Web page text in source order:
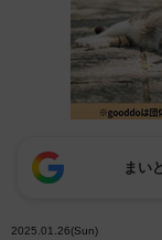
まい
2025.01.26(Sun)